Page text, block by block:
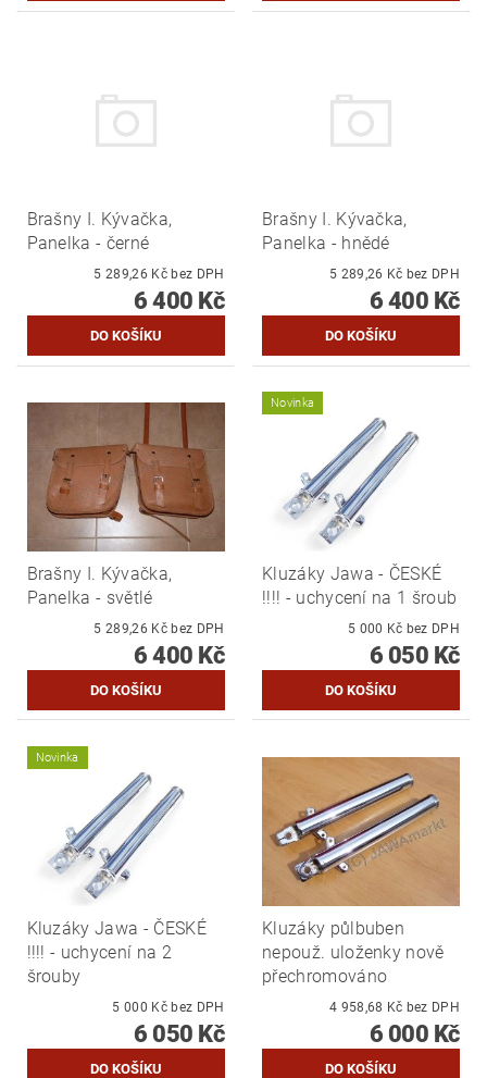
Brašny I. Kývačka,
Panelka - černé
5 289,26 Kč bez DPH
6 400 Kč
Brašny I. Kývačka,
Panelka - hnědé
5 289,26 Kč bez DPH
6 400 Kč
Brašny I. Kývačka,
Panelka - světlé
5 289,26 Kč bez DPH
6 400 Kč
Novinka
Kluzáky Jawa - ČESKÉ
!!!! - uchycení na 1 šroub
5 000 Kč bez DPH
6 050 Kč
Novinka
Kluzáky Jawa - ČESKÉ
!!!! - uchycení na 2
šrouby
5 000 Kč bez DPH
6 050 Kč
Kluzáky půlbuben
nepouž. uloženky nově
přechromováno
4 958,68 Kč bez DPH
6 000 Kč